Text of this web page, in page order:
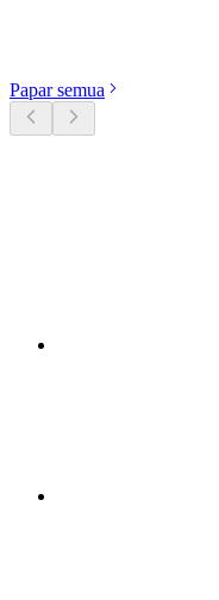
Papar semua